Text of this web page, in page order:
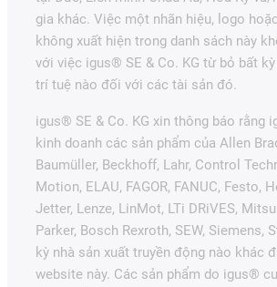
gia khác. Việc một nhãn hiệu, logo
không xuất hiện trong danh sách này
với việc igus® SE & Co. KG từ bỏ bất
trí tuệ nào đối với các tài sản đó.
igus® SE & Co. KG xin thông báo rằng
kinh doanh các sản phẩm của Allen
Baumüller, Beckhoff, Lahr, Control
Motion, ELAU, FAGOR, FANUC, Festo,
Jetter, Lenze, LinMot, LTi DRiVES,
Parker, Bosch Rexroth, SEW, Siemens,
kỳ nhà sản xuất truyền động nào khác
website này. Các sản phẩm do igus®